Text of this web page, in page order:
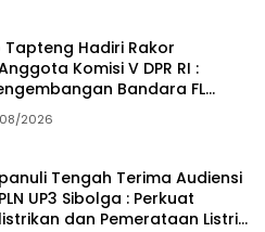
Tapteng Hadiri Rakor
Komisi V DPR RI :
Bandara FL
Pelabuhan Sibolga
2026
Tengah Terima Audiensi
UP3 Sibolga : Perkuat
dan Pemerataan Listrik